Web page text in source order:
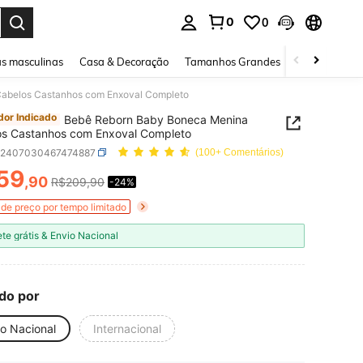
0 0
masculinas Casa & Decoração Tamanhos Grandes Joias e
Castanhos com Enxoval Completo
Indicado
Bebê Reborn Baby Boneca Menina
Castanhos com Enxoval Completo
(100+ Comentários)
AND AVAILABILITY
,90 R$209,90 -24%
preço por tempo limitado
grátis & Envio Nacional
por
Nacional Internacional